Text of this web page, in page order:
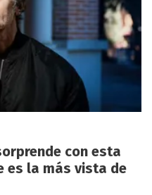
con esta
es la más vista de